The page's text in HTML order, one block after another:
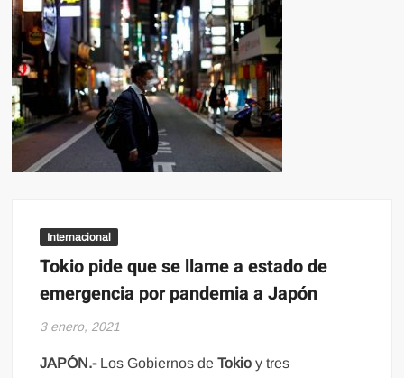
Internacional
Tokio pide que se llame a estado de
emergencia por pandemia a Japón
3 enero, 2021
JAPÓN.-Los Gobiernos deTokio y tres